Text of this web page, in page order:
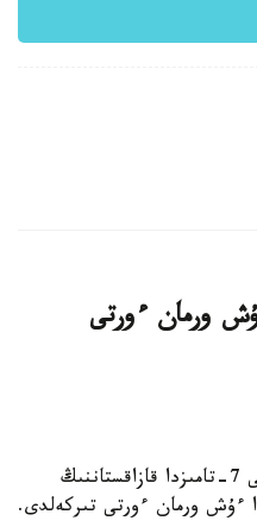
ءۇش ورمان ءورتى
استانا. قازاقپارات - 2026-جىلعى 7-تامىزدا قازاقستاننىڭ
ءۇش ورمان ءورتى تىركەلدى.